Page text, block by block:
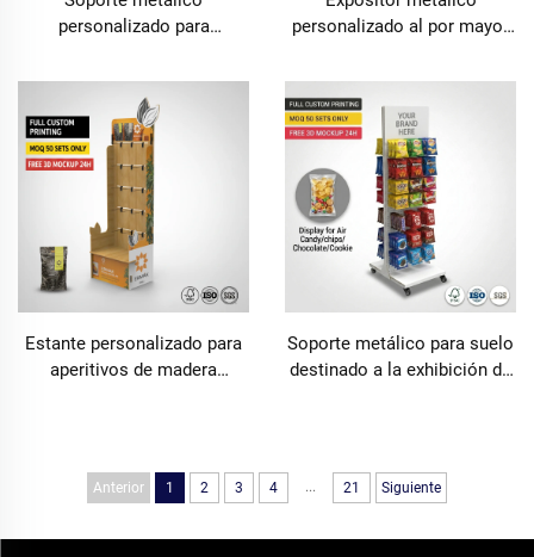
personalizado para
estantes de supermercado
para presentación en
escaparate
personalizado al por mayor
expositora de pie para
calzado laboral, botas,
calcetines y zapatillas, con
ganchos y accesorio para
pared ranurada (slatwall)
para comercios minoristas.
Estante personalizado para
aperitivos de madera
almacenamiento para
tiendas minoristas
Soporte metálico para suelo
destinado a la exhibición de
frutos secos en tiendas,
supermercados y puntos de
Anterior 1 2 3 4 ... 21 Siguiente